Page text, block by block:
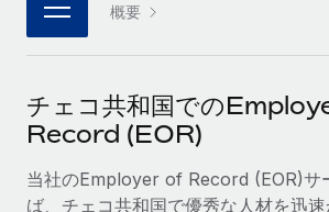
統合
基本的なビジネスツールを活用して業務
サービス
専門家に相談
グローバル人事・コンプライアンスの専
戦略的テクノロジーパートナー
グローバルな人事機能を柔軟に自社プラ
当社とのパートナーシップの可能性を検
Remote Build
近日リリース予定
統合とAI自動化に関するコンサルティング
ウェビナー
イベント
ニュースルーム
給与・人材情報
情報センター
한국어 概要
チェコ共和国での
Record (EOR)
当社のEmployer of Record (EOR)サ
ば、チェコ共和国で優秀な人材を迅速